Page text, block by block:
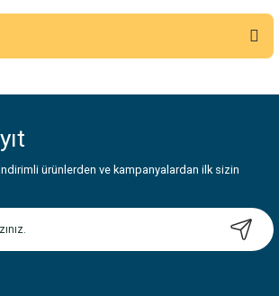
teşekkür ederiz.
bozuk veya görüntülenemiyor.
eksik bilgiler bulunuyor.
bulunuyor.
alternatifler olmalı.
ürünlerden ve kampanyalardan ilk sizin